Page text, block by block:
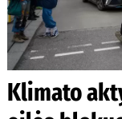
Klimato